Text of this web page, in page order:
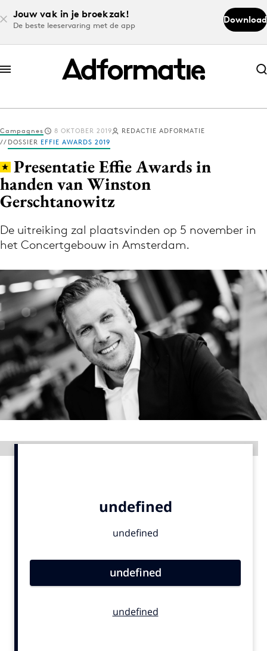
Jouw vak in je broekzak!
De beste leeservaring met de app
Download
Abonneer nu
Abonneer nu
Log in
Download de app
Volg het laatste nieuws via de Adformatie
Menu
Home
9 sept: GenAI-training
12 nov: MarketingLive!
Adverteren
Events
Vacatures
Campagnes
Carriere
Campagnes 8 OKTOBER 2019
REDACTIE ADFORMATIE
DOSSIER EFFIE AWARDS 2019
Presentatie Effie Awards in
handen van Winston
Gerschtanowitz
De uitreiking zal plaatsvinden op 5 november in
het Concertgebouw in Amsterdam.